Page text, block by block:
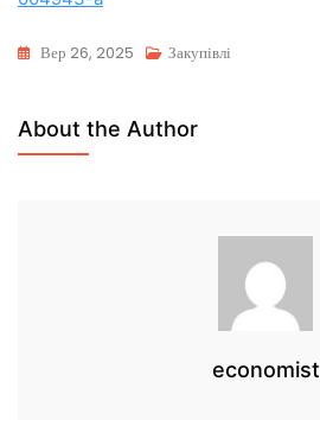
Вер 26, 2025 Закупівлі
About the Author
economist